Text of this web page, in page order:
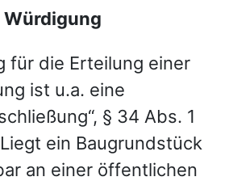
für die Erteilung einer
ist u.a. eine
§ 34 Abs. 1
ein Baugrundstück
an einer öffentlichen